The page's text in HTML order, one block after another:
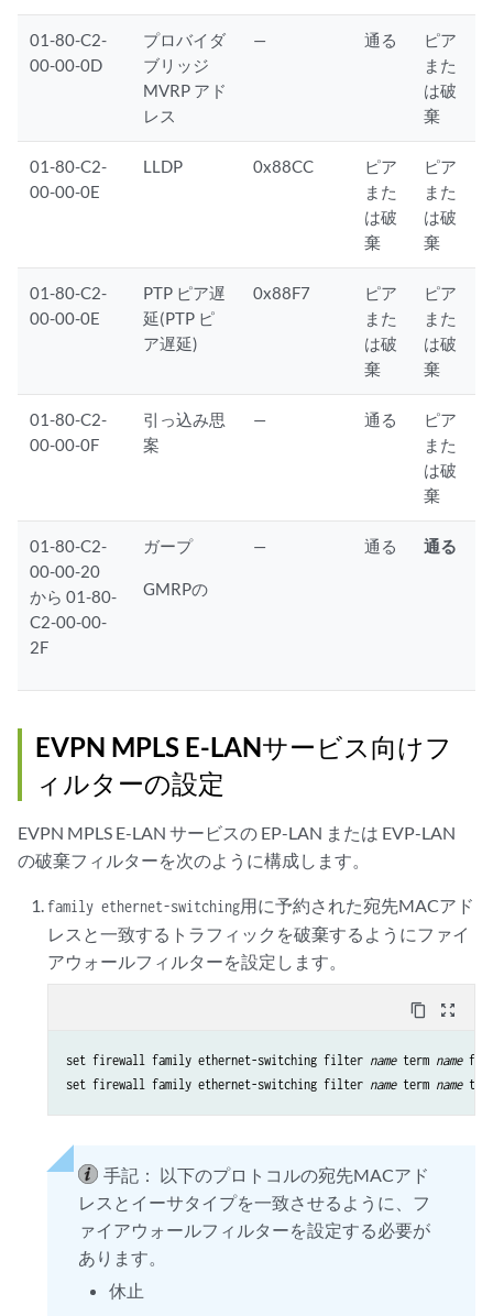
01-80-C2-
00-00-0D
プロバイダ
ブリッジ
MVRP アド
レス
— 通る
ピア
また
は破
棄
01-80-C2-
00-00-0E
LLDP 0x88CC
ピア
また
は破
棄
ピア
また
は破
棄
01-80-C2-
00-00-0E
PTP ピア遅
延(PTP ピ
ア遅延)
0x88F7
ピア
また
は破
棄
ピア
また
は破
棄
01-80-C2-
00-00-0F
引っ込み思
案
— 通る
ピア
また
は破
棄
01-80-C2-
00-00-20
から 01-80-
C2-00-00-
2F
ガープ
GMRPの
— 通る 通る
EVPN MPLS E-LANサービス向けフ
ィルターの設定
EVPN MPLS E-LAN サービスの EP-LAN または EVP-LAN
の破棄フィルターを次のように構成します。
family ethernet-switching用に予約された宛先MACアド
レスと一致するトラフィックを破棄するようにファイ
アウォールフィルターを設定します。
content_copy zoom_out_map
set firewall family ethernet-switching filter name term name
set firewall family ethernet-switching filter name term name
手記：
以下のプロトコルの宛先MACアド
レスとイーサタイプを一致させるように、フ
ァイアウォールフィルターを設定する必要が
あります。
休止